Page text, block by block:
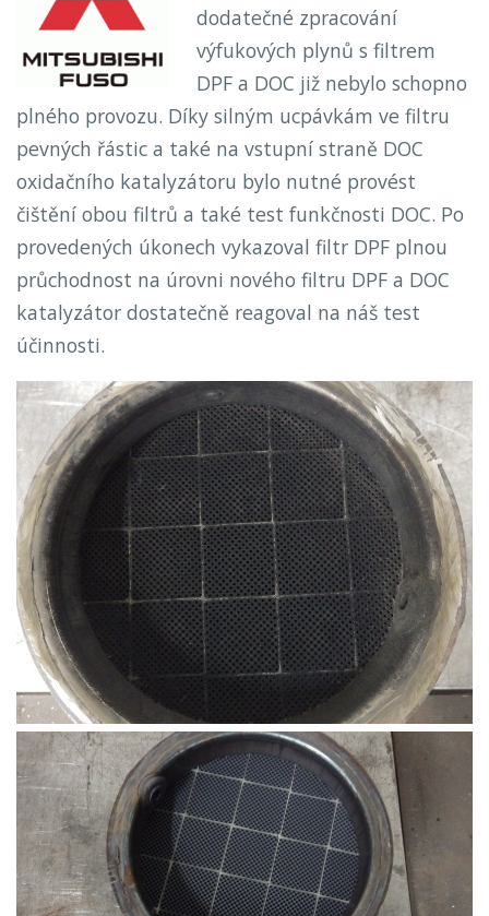
dodatečné zpracování
výfukových plynů s filtrem
DPF a DOC již nebylo schopno
plného provozu. Díky silným ucpávkám ve filtru
pevných řástic a také na vstupní straně DOC
oxidačního katalyzátoru bylo nutné provést
čištění obou filtrů a také test funkčnosti DOC. Po
provedených úkonech vykazoval filtr DPF plnou
průchodnost na úrovni nového filtru DPF a DOC
katalyzátor dostatečně reagoval na náš test
účinnosti.